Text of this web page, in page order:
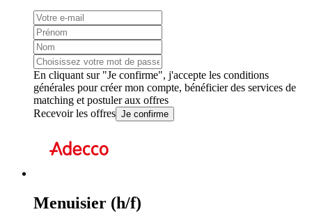
En cliquant sur "Je confirme", j'accepte les conditions
générales pour créer mon compte, bénéficier des services de
matching et postuler aux offres
Recevoir les offres Je confirme
Menuisier (h/f)